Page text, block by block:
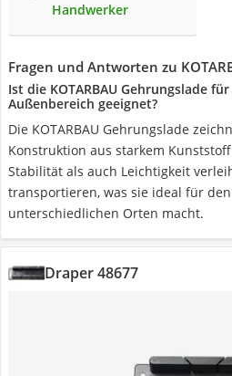
Handwerker
Fragen und Antworten zu
Ist die KOTARBAU Gehrungslade
Außenbereich geeignet?
Die KOTARBAU Gehrungslade
Konstruktion aus starkem
Stabilität als auch Leichtigkeit
transportieren, was sie ideal für
unterschiedlichen Orten macht.
Draper 48677